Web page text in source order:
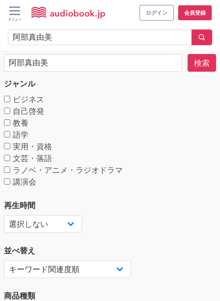
ログイン 会員登録
検索
ジャンル
ビジネス
自己啓発
教養
語学
実用・資格
文芸・落語
ラノベ・アニメ・ラジオドラマ
講演会
再生時間
並べ替え
商品種類